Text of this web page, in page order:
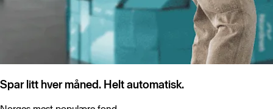
Spar litt hver måned. Helt automatisk.